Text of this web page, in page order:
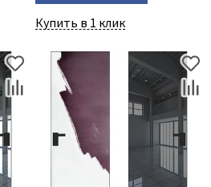
Купить в 1 клик